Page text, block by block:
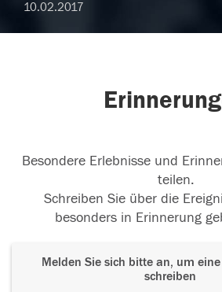
10.02.2017
Besondere Erlebnisse und
teilen.
Schreiben Sie über die
besonders in Erinnerung
Melden Sie sich bitte an, um
schreiben